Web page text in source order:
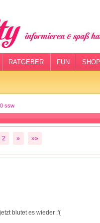
RATGEBER FUN
ssw
2 » »»
blutet es wieder :'(